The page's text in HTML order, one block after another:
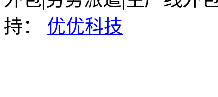
持： 优优科技